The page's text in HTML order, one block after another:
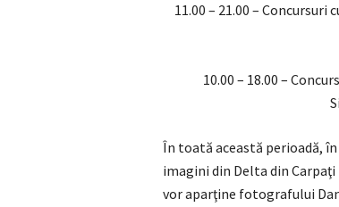
11.00 – 21.00 – Concursuri
10.00 – 18.00 –
În toată această perioadă,
imagini din Delta din
vor aparţine fotografului